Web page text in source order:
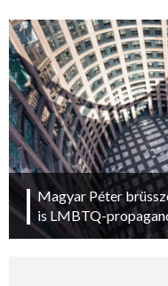
Magyar Péter
is LMBTQ-